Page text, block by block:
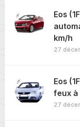
Eos
km/h
27
Eos
feux à
27